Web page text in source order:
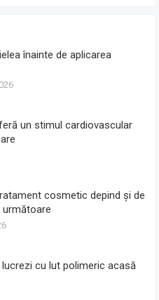
înainte de aplicarea
un stimul cardiovascular
cosmetic depind și de
următoare
cu lut polimeric acasă